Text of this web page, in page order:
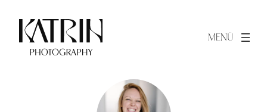
Inhalt
springen